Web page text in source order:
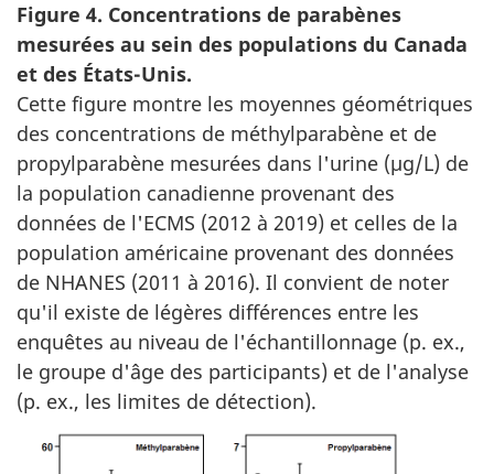
Figure 4. Concentrations de parabènes
mesurées au sein des populations du Canada
et des États-Unis.
Cette figure montre les moyennes géométriques
des concentrations de méthylparabène et de
propylparabène mesurées dans l'urine (µg/L) de
la population canadienne provenant des
données de l'ECMS (2012 à 2019) et celles de la
population américaine provenant des données
de NHANES (2011 à 2016). Il convient de noter
qu'il existe de légères différences entre les
enquêtes au niveau de l'échantillonnage (p. ex.,
le groupe d'âge des participants) et de l'analyse
(p. ex., les limites de détection).